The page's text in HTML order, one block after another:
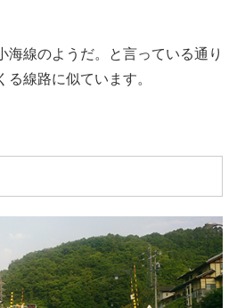
海線のようだ。と言っている通り
線路に似ています。